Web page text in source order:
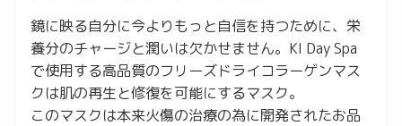
鏡に映る自分に今よりもっと自信を持つために、栄
養分のチャージと潤いは欠かせません。KI Day Spa
で使用する高品質のフリーズドライコラーゲンマス
クは肌の再生と修復を可能にするマスク。
このマスクは本来火傷の治療の為に開発されたお品